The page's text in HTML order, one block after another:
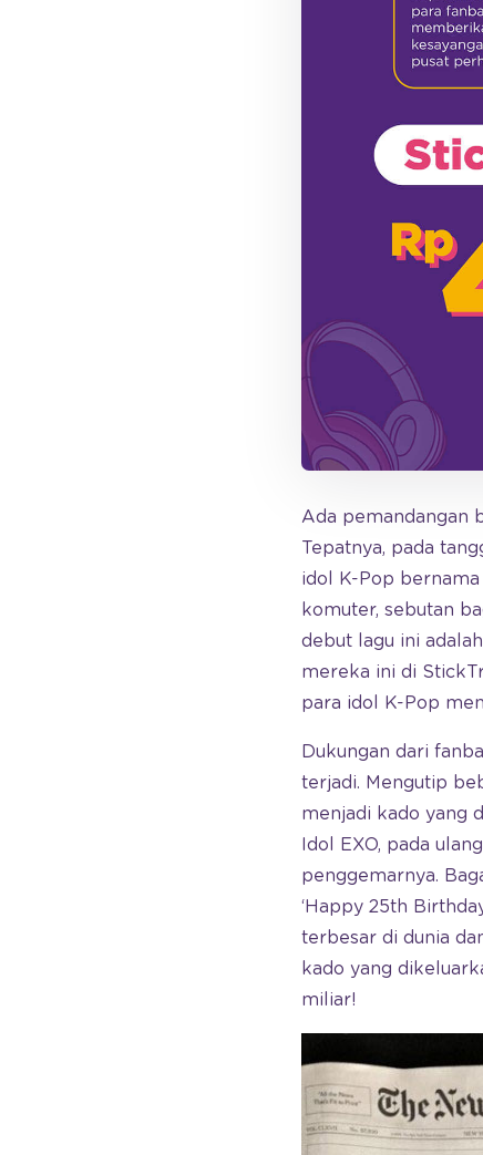
Ada pemandangan
Tepatnya, pada
idol K-Pop
komuter, sebutan
debut lagu ini
mereka ini di
para idol K-Pop
Dukungan dari
terjadi. Mengutip
menjadi kado yang
Idol EXO, pada
penggemarnya.
‘Happy 25th
terbesar di dunia
kado yang
miliar!